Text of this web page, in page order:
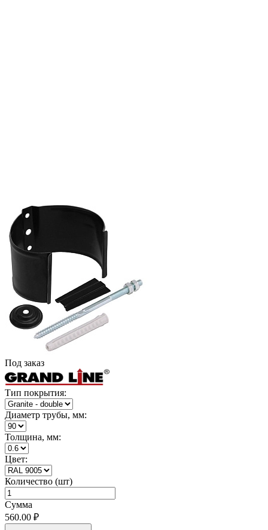
Под заказ
Тип покрытия:
Диаметр трубы, мм:
Толщина, мм:
Цвет:
Количество (шт)
Сумма
560.00 ₽